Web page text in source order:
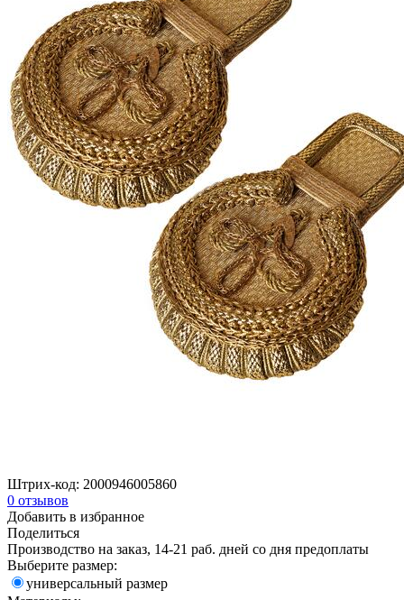
Штрих-код: 2000946005860
0 отзывов
Добавить в избранное
Поделиться
Производство на заказ, 14-21 раб. дней со дня предоплаты
Выберите размер:
универсальный размер